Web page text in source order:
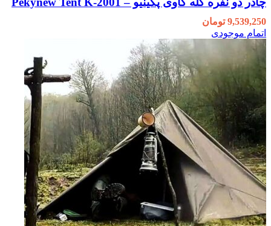
9,539,250 تومان
اتمام موجودی